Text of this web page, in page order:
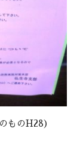
ものH28）